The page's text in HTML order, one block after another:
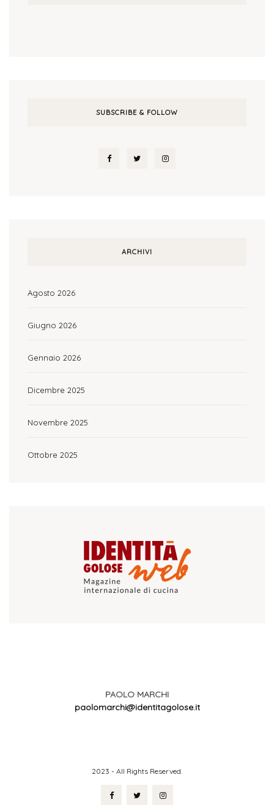
SUBSCRIBE & FOLLOW
ARCHIVI
Agosto 2026
Giugno 2026
Gennaio 2026
Dicembre 2025
Novembre 2025
Ottobre 2025
PAOLO MARCHI
paolomarchi@identitagolose.it
2023 - All Rights Reserved.